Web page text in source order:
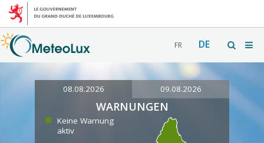
FR DE
08.08.2026 09.08.2026
WARNUNGEN
Keine Warnung
aktiv